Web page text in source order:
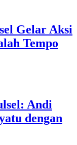
Gelar Aksi
Tempo
Andi
dengan